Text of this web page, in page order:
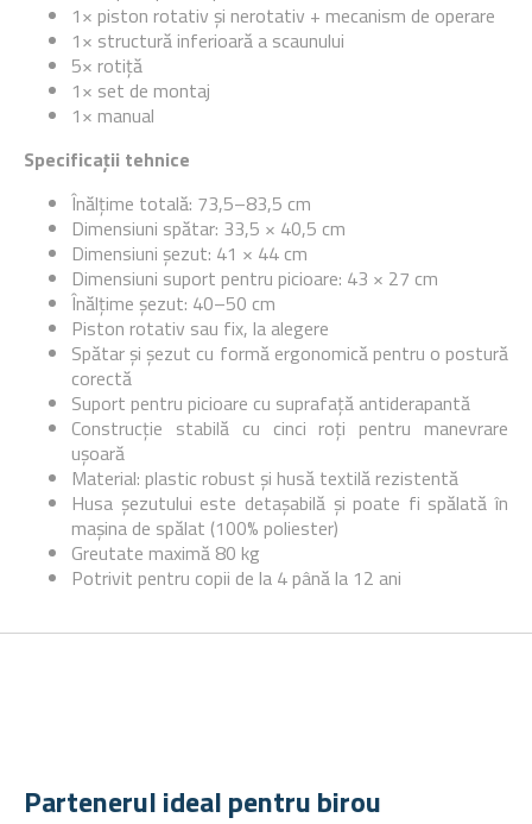
1× piston rotativ și nerotativ + mecanism de operare
1× structură inferioară a scaunului
5× rotiță
1× set de montaj
1× manual
Specificații tehnice
Înălțime totală: 73,5–83,5 cm
Dimensiuni spătar: 33,5 × 40,5 cm
Dimensiuni șezut: 41 × 44 cm
Dimensiuni suport pentru picioare: 43 × 27 cm
Înălțime șezut: 40–50 cm
Piston rotativ sau fix, la alegere
Spătar și șezut cu formă ergonomică pentru o postură
corectă
Suport pentru picioare cu suprafață antiderapantă
Construcție stabilă cu cinci roți pentru manevrare
ușoară
Material: plastic robust și husă textilă rezistentă
Husa șezutului este detașabilă și poate fi spălată în
mașina de spălat (100% poliester)
Greutate maximă 80 kg
Potrivit pentru copii de la 4 până la 12 ani
Partenerul ideal pentru birou